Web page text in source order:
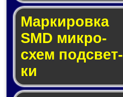
Маркировка
SMD мик­ро­
схем под­свет­
ки